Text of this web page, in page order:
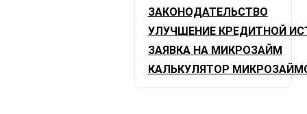
ЗАКОНОДАТЕЛЬСТВО
УЛУЧШЕНИЕ КРЕДИТНОЙ
ЗАЯВКА НА МИКРОЗАЙМ
КАЛЬКУЛЯТОР